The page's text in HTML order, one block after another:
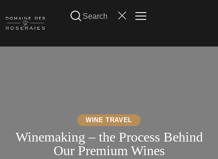
WINE TRAVEL
Winemaking – the Process Behind
Our Premium Wines